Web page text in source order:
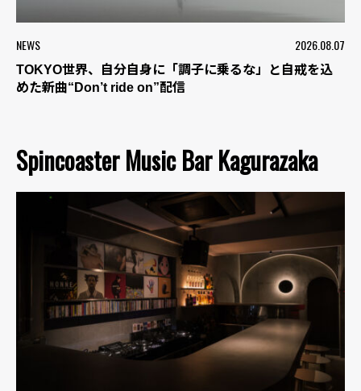
NEWS 2026.08.07
TOKYO世界、自分自身に「調子に乗るな」と自戒を込
めた新曲“Don’t ride on”配信
Spincoaster Music Bar Kagurazaka